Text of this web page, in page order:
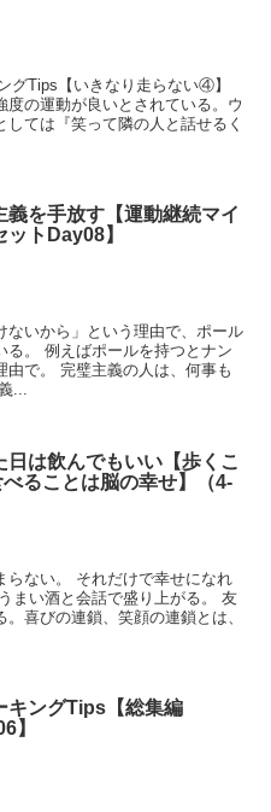
グTips【いきなり走らない④】
の運動が良いとされている。ウ
ては『笑って隣の人と話せるく
義を手放す【運動継続マイ
ットDay08】
ないから」という理由で、ポール
る。 例えばポールを持つとナン
で。 完璧主義の人は、何事も
...
日は飲んでもいい【歩くこ
べることは脳の幸せ】（4-
らない。 それだけで幸せになれ
まい酒と会話で盛り上がる。 友
喜びの連鎖、笑顔の連鎖とは、
キングTips【総集編
】